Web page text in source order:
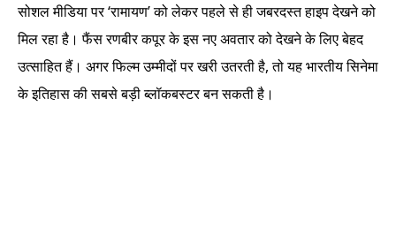
सोशल मीडिया पर ‘रामायण’ को लेकर पहले से ही जबरदस्त हाइप देखने को
मिल रहा है। फैंस रणबीर कपूर के इस नए अवतार को देखने के लिए बेहद
उत्साहित हैं। अगर फिल्म उम्मीदों पर खरी उतरती है, तो यह भारतीय सिनेमा
के इतिहास की सबसे बड़ी ब्लॉकबस्टर बन सकती है।